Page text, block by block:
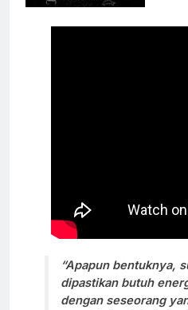
“Apapun bentuknya,
dipastikan butuh
dengan seseorang